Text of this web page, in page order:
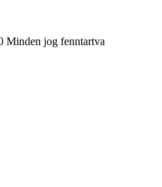
Minden jog fenntartva